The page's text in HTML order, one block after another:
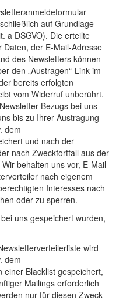
auf Grundlage
a DSGVO). Die erteilte
Daten, der E-Mail-Adresse
des Newsletters können
den „Austragen“-Link im
bereits erfolgten
vom Widerruf unberührt.
Bezugs bei uns
bis zu Ihrer Austragung
dem
und nach der
nach Zweckfortfall aus der
behalten uns vor, E-Mail-
nach eigenem
Interesses nach
oder zu sperren.
uns gespeichert wurden,
wird
dem
einer Blacklist gespeichert,
Mailings erforderlich
nur für diesen Zweck